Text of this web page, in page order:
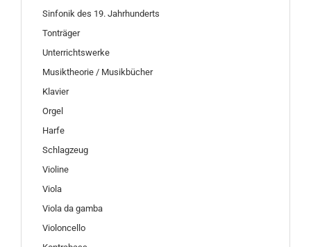
Sinfonik des 19. Jahrhunderts
Tonträger
Unterrichtswerke
Musiktheorie / Musikbücher
Klavier
Orgel
Harfe
Schlagzeug
Violine
Viola
Viola da gamba
Violoncello